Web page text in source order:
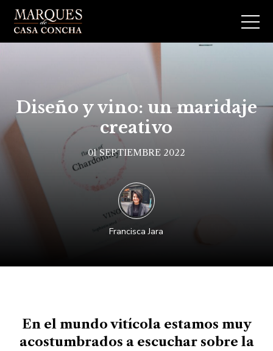
Diseño y vino: un maridaje
creativo
01 SEPTIEMBRE 2022
Francisca Jara
En el mundo vitícola estamos muy
acostumbrados a escuchar sobre la